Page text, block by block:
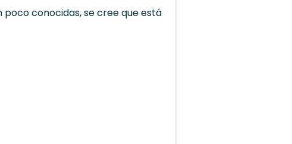
conocidas, se cree que está